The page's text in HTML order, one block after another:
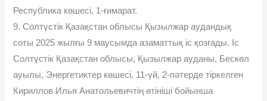
Республика көшесі, 1-ғимарат.
9. Солтүстік Қазақстан облысы Қызылжар аудандық
соты 2025 жылғы 9 маусымда азаматтық іс қозғады. Іс
Солтүстік Қазақстан облысы, Қызылжар ауданы, Бескөл
ауылы, Энергетиктер көшесі, 11-үй, 2-пəтерде тіркелген
Кириллов Илья Анатольевичтің өтініші бойынша